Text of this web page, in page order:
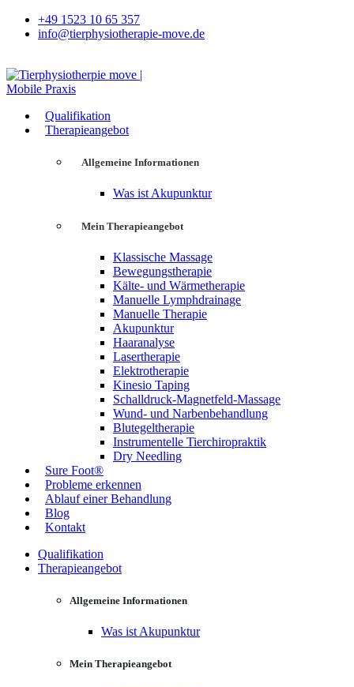
+49 1523 10 65 357
info@tierphysiotherapie-move.de
Qualifikation
Therapieangebot
Allgemeine Informationen
Was ist Akupunktur
Mein Therapieangebot
Klassische Massage
Bewegungstherapie
Kälte- und Wärmetherapie
Manuelle Lymphdrainage
Manuelle Therapie
Akupunktur
Haaranalyse
Lasertherapie
Elektrotherapie
Kinesio Taping
Schalldruck-Magnetfeld-Massage
Wund- und Narbenbehandlung
Blutegeltherapie
Instrumentelle Tierchiropraktik
Dry Needling
Sure Foot®
Probleme erkennen
Ablauf einer Behandlung
Blog
Kontakt
Qualifikation
Therapieangebot
Allgemeine Informationen
Was ist Akupunktur
Mein Therapieangebot